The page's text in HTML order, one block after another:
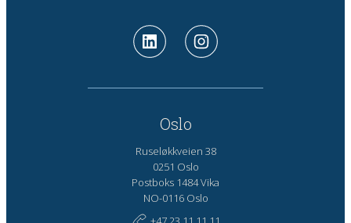
Oslo
Ruseløkkveien 38
0251 Oslo
Postboks 1484 Vika
NO-0116 Oslo